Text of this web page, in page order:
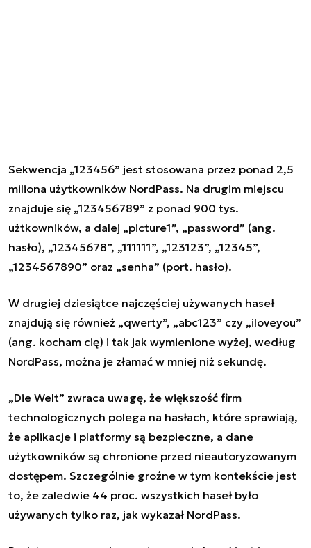
Sekwencja „123456” jest stosowana przez ponad 2,5
miliona użytkowników NordPass. Na drugim miejscu
znajduje się „123456789” z ponad 900 tys.
użtkowników, a dalej „picture1”, „password” (ang.
hasło), „12345678”, „111111”, „123123”, „12345”,
„1234567890” oraz „senha” (port. hasło).
W drugiej dziesiątce najczęściej używanych haseł
znajdują się również „qwerty”, „abc123” czy „iloveyou”
(ang. kocham cię) i tak jak wymienione wyżej, według
NordPass, można je złamać w mniej niż sekundę.
„Die Welt” zwraca uwagę, że większość firm
technologicznych polega na hasłach, które sprawiają,
że aplikacje i platformy są bezpieczne, a dane
użytkowników są chronione przed nieautoryzowanym
dostępem. Szczególnie groźne w tym kontekście jest
to, że zaledwie 44 proc. wszystkich haseł było
używanych tylko raz, jak wykazał NordPass.